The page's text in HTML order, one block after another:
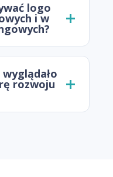
logo
i w
rozwoju